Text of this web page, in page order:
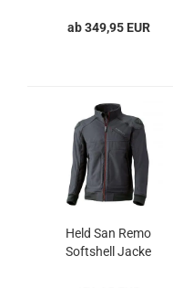
ab 349,95 EUR
Held San Remo
Softshell Jacke